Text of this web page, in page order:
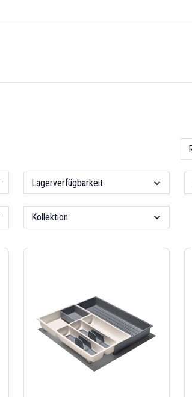
Lagerverfügbarkeit
Kollektion